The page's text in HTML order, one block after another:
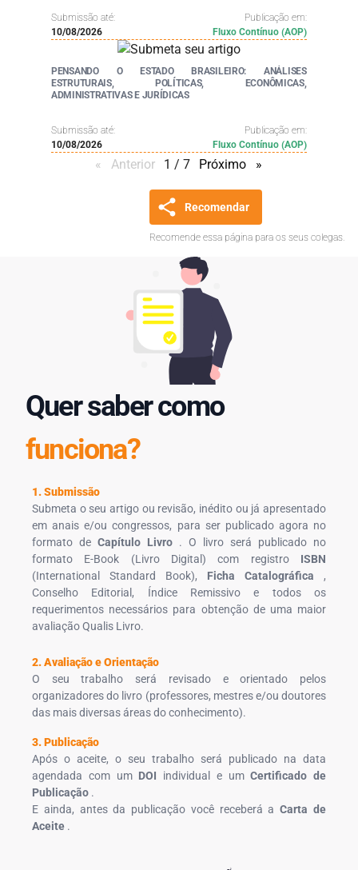
Submissão até:
Publicação em:
10/08/2026
Fluxo Contínuo (AOP)
PENSANDO O ESTADO BRASILEIRO: ANÁLISES
ESTRUTURAIS, POLÍTICAS, ECONÔMICAS,
ADMINISTRATIVAS E JURÍDICAS
Submissão até:
Publicação em:
10/08/2026
Fluxo Contínuo (AOP)
Anterior page
1 / 7 Próximo page
Recomendar
Recomende essa página para os seus colegas.
Quer saber como
funciona?
1. Submissão
Submeta o seu artigo ou revisão, inédito ou já apresentado
em anais e/ou congressos, para ser publicado agora no
formato de Capítulo Livro . O livro será publicado no
formato E-Book (Livro Digital) com registro ISBN
(International Standard Book), Ficha Catalográfica ,
Conselho Editorial, Índice Remissivo e todos os
requerimentos necessários para obtenção de uma maior
avaliação Qualis Livro.
2. Avaliação e Orientação
O seu trabalho será revisado e orientado pelos
organizadores do livro (professores, mestres e/ou doutores
das mais diversas áreas do conhecimento).
3. Publicação
Após o aceite, o seu trabalho será publicado na data
agendada com um DOI individual e umCertificado de
Publicação .
E ainda, antes da publicação você receberá aCarta de
Aceite .